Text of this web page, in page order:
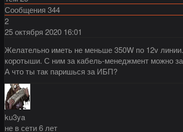
Сообщения 344
2
25 октября 2020 16:01
Желательно иметь не меньше 350W по 12v
коротыши. С ним за кабель-менеджмент можно
А что ты так паришься за ИБП?
ku3ya
не в сети 6 лет